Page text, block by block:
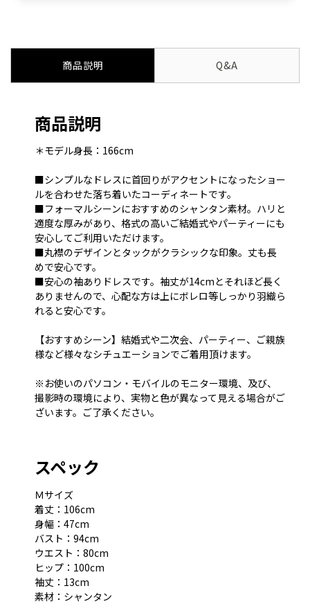
商品説明 Q&A
商品説明
＊モデル身長：166cm
■シンプルなドレスに首回りがアクセントになったショー
ルを合わせた落ち着いたコーディネートです。
■フォーマルシーンにおすすめのシャンタン素材。ハリと
適度な厚みがあり、格式の高いご結婚式やパーティーにも
安心してご利用いただけます。
■丸襟のデザインとタックがクラシックな印象。丈も長
めで安心です。
■安心の袖ありドレスです。袖丈が14cmとそれほど長く
ありませんので、心配な方は上にボレロ等しっかり羽織ら
れると安心です。
【おすすめシーン】結婚式や二次会、パーティー、ご親族
様など様々なシチュエーションでご着用頂けます。
※お使いのパソコン・モバイルのモニター環境、及び、
撮影時の環境により、実物と色が異なって見える場合がご
ざいます。ご了承ください。
スペック
Ｍサイズ
着丈：106cm
身幅：47cm
バスト：94cm
ウエスト：80cm
ヒップ：100cm
袖丈：13cm
素材：シャンタン